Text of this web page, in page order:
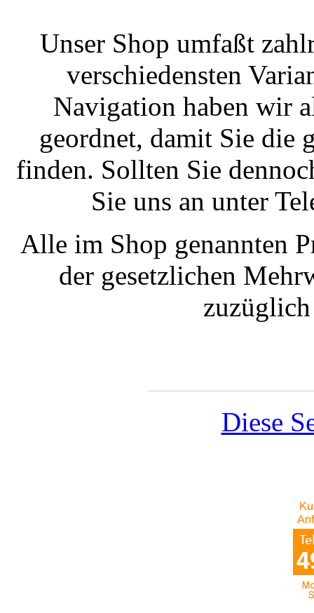
Unser Shop umfaßt
verschiedensten
Navigation haben wir
geordnet, damit Sie die
finden. Sollten Sie
Sie uns an unter
Alle im Shop genannten
der gesetzlichen
Diese